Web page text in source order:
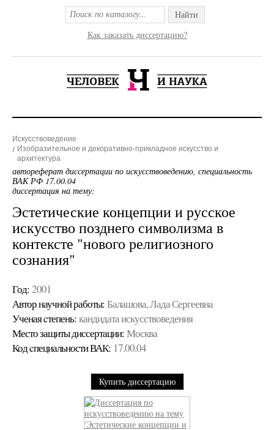
Найти
Как заказать диссертацию?
Искусствоведение
Изобразительное и декоративно-прикладное искусство и
архитектура
автореферат диссертации по искусствоведению, специальность
ВАК РФ 17.00.04
диссертация на тему:
Эстетические концепции и русское
искусство позднего символизма в
контексте "нового религиозного
сознания"
Год: 2001
Автор научной работы: Балашова, Лада Сергеевна
Ученая cтепень: кандидата искусствоведения
Место защиты диссертации: Москва
Код cпециальности ВАК: 17.00.04
Купить диссертацию